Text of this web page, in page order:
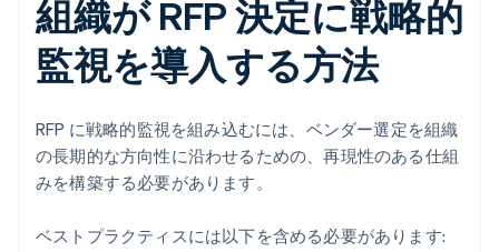
組織が RFP 決定に戦略的
監視を導入する方法
RFP に戦略的監視を組み込むには、ベンダー選定を組織
の長期的な方向性に沿わせるための、再現性のある仕組
みを構築する必要があります。
ベストプラクティスには以下を含める必要があります: